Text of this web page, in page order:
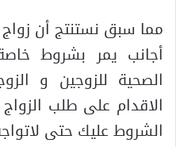
مما سبق نستنتج أن
أجانب يمر بشروط
الصحية للزوجين و
الاقدام على طلب
الشروط عليك حتى